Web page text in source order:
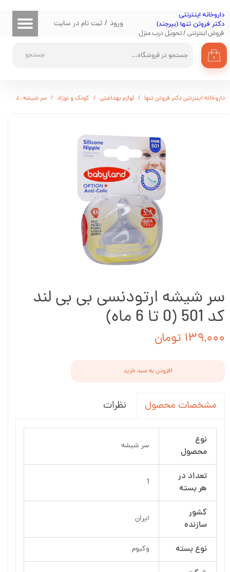
​داروخانه اینترنتی
دکتر فروتن تنها (بیرجند)
فروش اینترنتی / تحویل درب منزل
جستجو ۰
ورود / ثبت نام در سایت
حساب کاربری من
تغییر گذر واژه
سفارشات
خروج از حساب کاربری
داروخانه اینترنتی دکتر فروتن تنها لوازم بهداشتی کودک و نوزاد سر شیشه
سر شیشه ارتودنسی بی بی لند
کد 501 (0 تا 6 ماه)
۱۳۹,۰۰۰ تومان
افزودن به سبد خرید
مشخصات محصول نظرات
نوع
محصول
سر شیشه
تعداد در
هر بسته
1
کشور
سازنده
ایران
نوع بسته وکیوم